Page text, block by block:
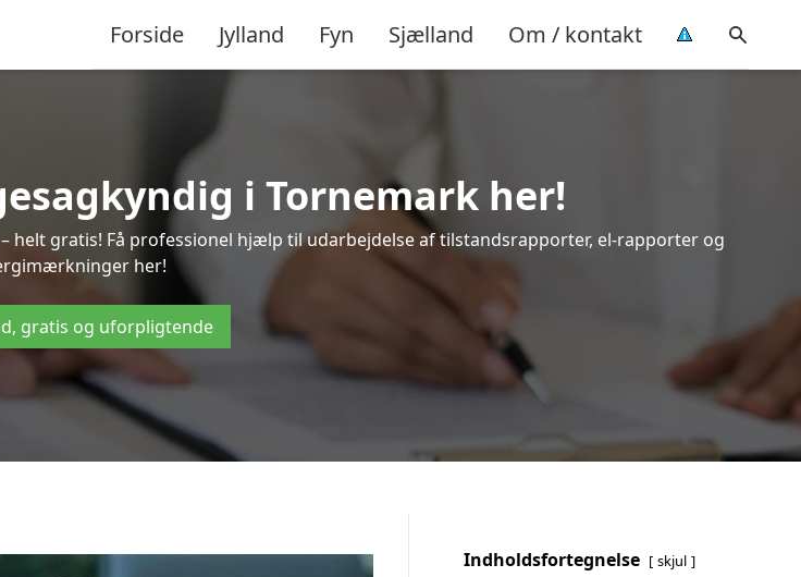
Forside Jylland Fyn Sjælland Om / kontakt
i Tornemark her!
gratis! Få professionel hjælp til udarbejdelse af tilstandsrapporter, el-rapporter og
her!
gratis og uforpligtende
Indholdsfortegnelse skjul